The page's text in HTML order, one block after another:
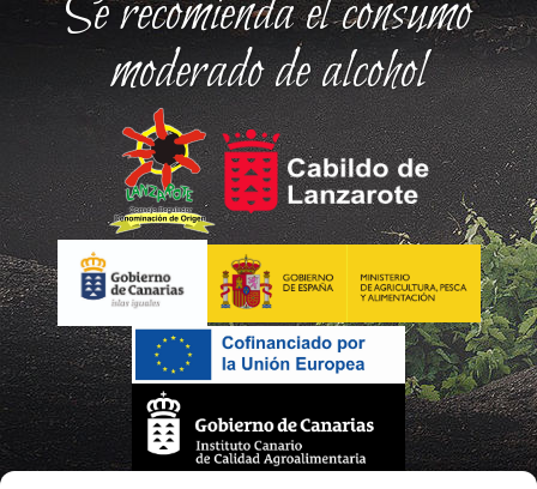
Se recomienda el consumo
moderado de alcohol